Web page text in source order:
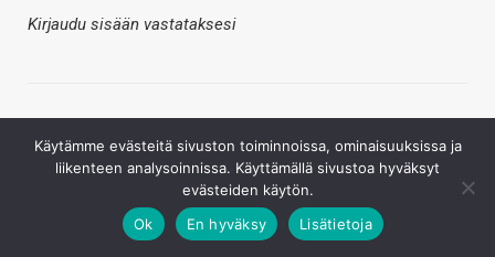
Kirjaudu sisään vastataksesi
Lepakomäyrä
Käytämme evästeitä sivuston toiminnoissa, ominaisuuksissa ja
liikenteen analysoinnissa. Käyttämällä sivustoa hyväksyt
evästeiden käytön.
Ok
En hyväksy Lisätietoja